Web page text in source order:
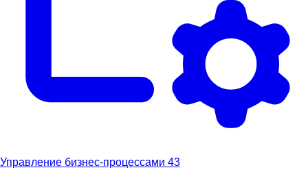
Управление бизнес-процессами 43